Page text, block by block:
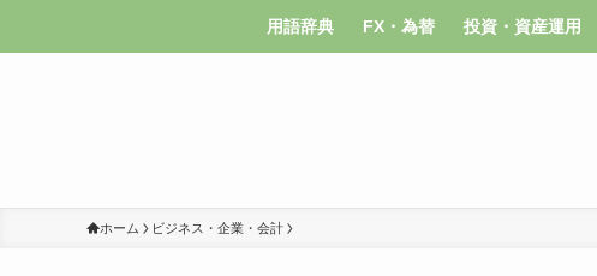
用語辞典 FX・為替 投資・資産運用
ホーム ビジネス・企業・会計